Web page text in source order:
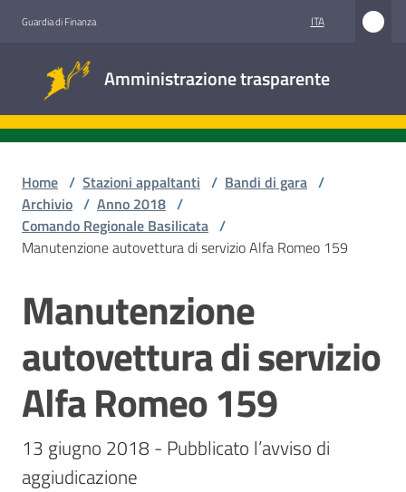
Guardia di Finanza ITA
Amministrazione trasparente
trasparente
Accesso
Stazioni
appaltanti
Contatti
Home / Stazioni appaltanti / Bandi di gara /
Archivio / Anno 2018 /
Comando Regionale Basilicata /
Manutenzione autovettura di servizio Alfa Romeo 159
Salta al contenuto
Manutenzione
autovettura di servizio
Alfa Romeo 159
13 giugno 2018 - Pubblicato l’avviso di
aggiudicazione